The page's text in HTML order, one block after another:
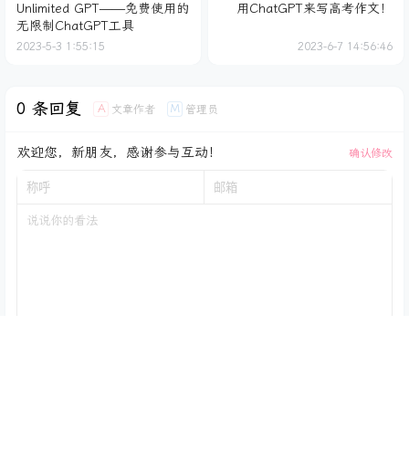
Unlimited GPT——免费使用的
无限制ChatGPT工具
2023-5-3 1:55:15
用ChatGPT来写高考作文！
2023-6-7 14:56:46
0 条回复 A 文章作者 M 管理员
欢迎您，新朋友，感谢参与互动！ 确认修改